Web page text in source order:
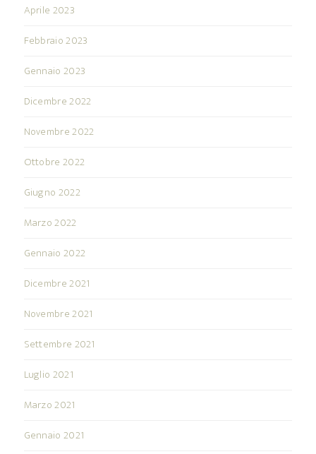
Aprile 2023
Febbraio 2023
Gennaio 2023
Dicembre 2022
Novembre 2022
Ottobre 2022
Giugno 2022
Marzo 2022
Gennaio 2022
Dicembre 2021
Novembre 2021
Settembre 2021
Luglio 2021
Marzo 2021
Gennaio 2021